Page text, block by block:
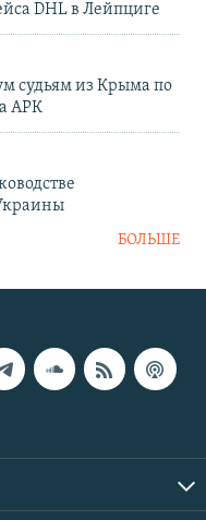
DHL в Лейпциге
судьям из Крыма по
АРК
БОЛЬШЕ